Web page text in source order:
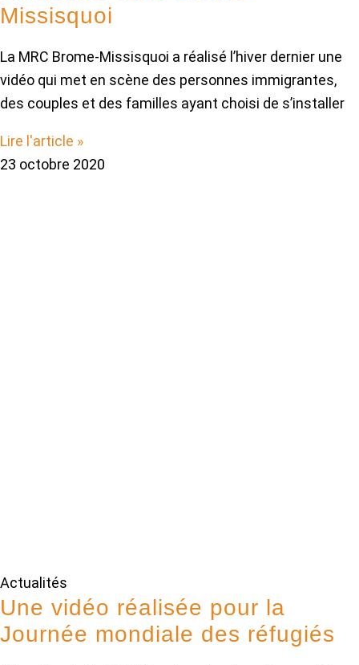
Missisquoi
La MRC Brome-Missisquoi a réalisé l’hiver dernier une
vidéo qui met en scène des personnes immigrantes,
des couples et des familles ayant choisi de s’installer
Lire l'article »
23 octobre 2020
Actualités
Une vidéo réalisée pour la
Journée mondiale des réfugiés